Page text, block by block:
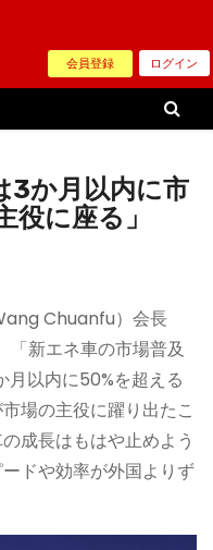
会員登録 ログイン
3か月以内に市
に座る」
Chuanfu）会長
「新エネ車の市場普及
月以内に50%を超える
場の主役に躍り出たこ
成長はもはや止めよう
ドや効率が外国よりず